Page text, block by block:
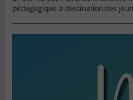
pédagogique à destination des